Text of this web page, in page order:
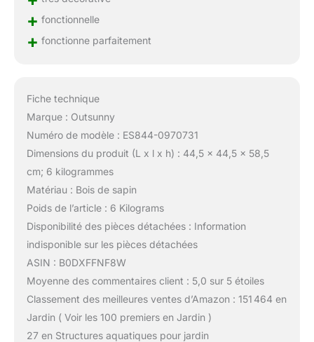
+ fonctionnelle
+ fonctionne parfaitement
Fiche technique
Marque : Outsunny
Numéro de modèle : ES844-0970731
Dimensions du produit (L x l x h) : 44,5 x 44,5 x 58,5
cm; 6 kilogrammes
Matériau : Bois de sapin
Poids de l’article : 6 Kilograms
Disponibilité des pièces détachées : Information
indisponible sur les pièces détachées
ASIN : B0DXFFNF8W
Moyenne des commentaires client : 5,0 sur 5 étoiles
Classement des meilleures ventes d’Amazon : 151 464 en
Jardin ( Voir les 100 premiers en Jardin )
27 en Structures aquatiques pour jardin